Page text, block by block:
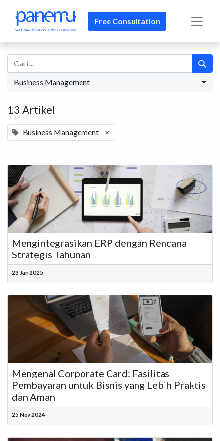
Free Consultation
Business Management
13 Artikel
Business Management ×
Mengintegrasikan ERP dengan Rencana
Strategis Tahunan
23 Jan 2025
Mengenal Corporate Card: Fasilitas
Pembayaran untuk Bisnis yang Lebih Praktis
dan Aman
25 Nov 2024